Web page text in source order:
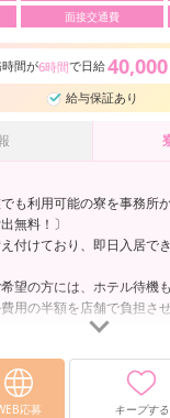
面接交通費
間が6時間で日給40,000
給与保証あり
も利用可能の寮を事務所
無料！〕
付けており、即日入居で
望の方には、ホテル待機も
用の半額を店舗で負担さ
の日にちょっとした買い
ます！
応募 キープする